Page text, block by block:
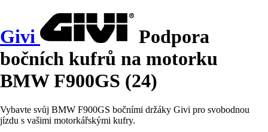
Givi
Podpora
bočních kufrů na motorku
BMW F900GS (24)
Vybavte svůj BMW F900GS bočními držáky Givi pro svobodnou
jízdu s vašimi motorkářskými kufry.